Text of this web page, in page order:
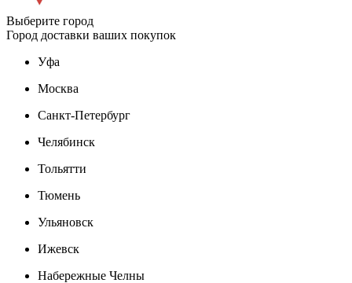
Выберите город
Город доставки ваших покупок
Уфа
Москва
Санкт-Петербург
Челябинск
Тольятти
Тюмень
Ульяновск
Ижевск
Набережные Челны